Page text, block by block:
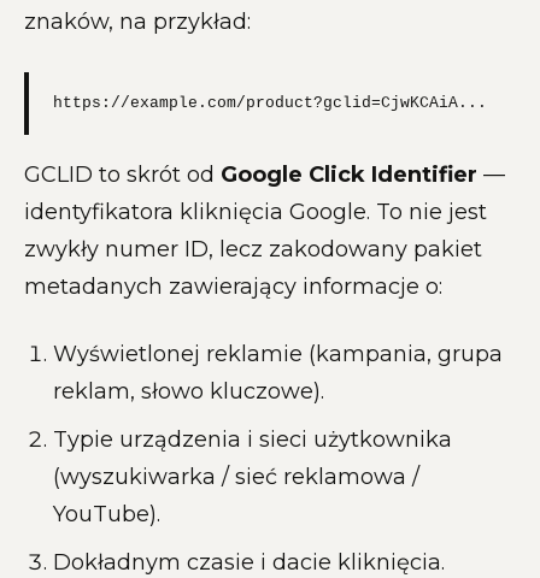
znaków, na przykład:
https://example.com/product?gclid=CjwKCAiA...
GCLID to skrót od Google Click Identifier —
identyfikatora kliknięcia Google. To nie jest
zwykły numer ID, lecz zakodowany pakiet
metadanych zawierający informacje o:
Wyświetlonej reklamie (kampania, grupa
reklam, słowo kluczowe).
Typie urządzenia i sieci użytkownika
(wyszukiwarka / sieć reklamowa /
YouTube).
Dokładnym czasie i dacie kliknięcia.